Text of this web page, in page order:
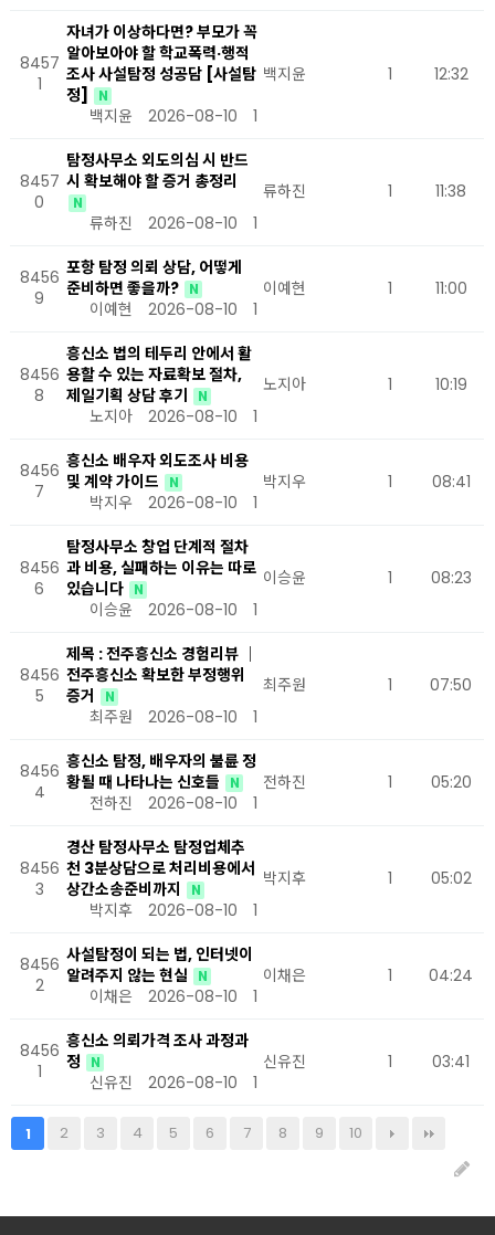
8457
1
자녀가 이상하다면? 부모가 꼭
알아보아야 할 학교폭력·행적
조사 사설탐정 성공담 [사설탐
정]
N
백지윤 2026-08-10 1
백지윤 1 12:32
8457
0
탐정사무소 외도의심 시 반드
시 확보해야 할 증거 총정리
N
류하진 2026-08-10 1
류하진 1 11:38
8456
9
포항 탐정 의뢰 상담, 어떻게
준비하면 좋을까?
N
이예현 2026-08-10 1
이예현 1 11:00
8456
8
흥신소 법의 테두리 안에서 활
용할 수 있는 자료확보 절차,
제일기획 상담 후기
N
노지아 2026-08-10 1
노지아 1 10:19
8456
7
흥신소 배우자 외도조사 비용
및 계약 가이드
N
박지우 2026-08-10 1
박지우 1 08:41
8456
6
탐정사무소 창업 단계적 절차
과 비용, 실패하는 이유는 따로
있습니다
N
이승윤 2026-08-10 1
이승윤 1 08:23
8456
5
제목 : 전주흥신소 경험리뷰 │
전주흥신소 확보한 부정행위
증거
N
최주원 2026-08-10 1
최주원 1 07:50
8456
4
흥신소 탐정, 배우자의 불륜 정
황될 때 나타나는 신호들
N
전하진 2026-08-10 1
전하진 1 05:20
8456
3
경산 탐정사무소 탐정업체추
천 3분상담으로 처리비용에서
상간소송준비까지
N
박지후 2026-08-10 1
박지후 1 05:02
8456
2
사설탐정이 되는 법, 인터넷이
알려주지 않는 현실
N
이채은 2026-08-10 1
이채은 1 04:24
8456
1
흥신소 의뢰가격 조사 과정과
정
N
신유진 2026-08-10 1
신유진 1 03:41
1 2 3 4 5 6 7 8 9 10